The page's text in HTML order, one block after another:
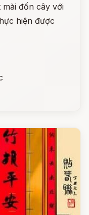
mài đốn cây với
hiện được